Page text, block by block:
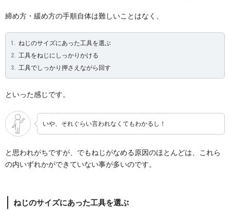
締め方・緩め方の手順自体は難しいことはなく、
ねじのサイズにあった工具を選ぶ
工具をねじにしっかりかける
工具でしっかり押さえながら回す
といった感じです。
いや、それぐらい言われなくてもわかるし！
と思われがちですが、でもねじがなめる原因のほとんどは、これら
の内いずれかができていない事が多いのです。
ねじのサイズにあった工具を選ぶ